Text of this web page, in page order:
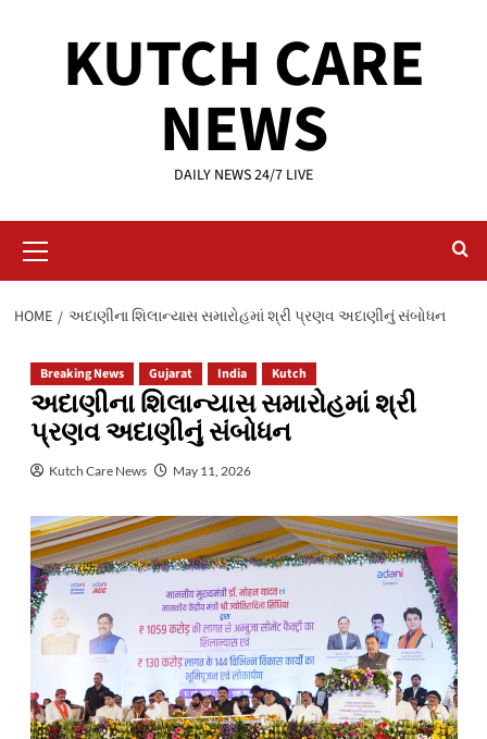
KUTCH CARE
NEWS
DAILY NEWS 24/7 LIVE
Menu
HOME અદાણીના શિલાન્યાસ સમારોહમાં શ્રી પ્રણવ અદાણીનું સંબોધન
Breaking News Gujarat India Kutch
અદાણીના શિલાન્યાસ સમારોહમાં શ્રી
પ્રણવ અદાણીનું સંબોધન
Kutch Care News May 11, 2026